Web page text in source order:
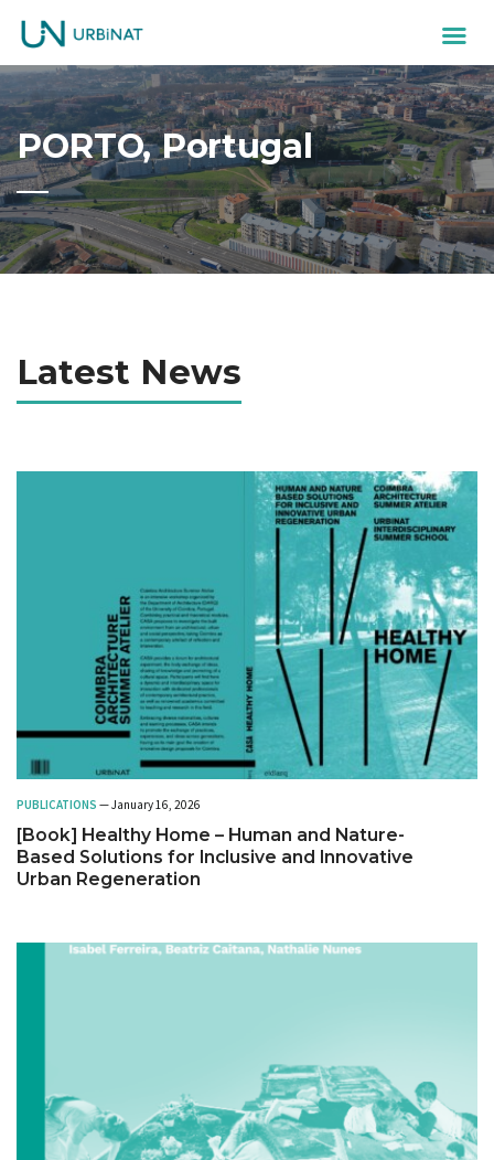
PORTO, Portugal
Latest News
PUBLICATIONS — January 16, 2026
[Book] Healthy Home – Human and Nature-
Based Solutions for Inclusive and Innovative
Urban Regeneration